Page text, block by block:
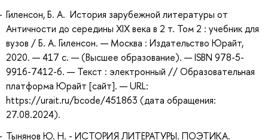
Гиленсон, Б. А. История зарубежной литературы от
Античности до середины XIX века в 2 т. Том 2 : учебник для
вузов / Б. А. Гиленсон. — Москва : Издательство Юрайт,
2020. — 417 с. — (Высшее образование). — ISBN 978-5-
9916-7412-6. — Текст : электронный // Образовательная
платформа Юрайт [сайт]. — URL:
https://urait.ru/bcode/451863 (дата обращения:
27.08.2024).
Тынянов Ю. Н. - ИСТОРИЯ ЛИТЕРАТУРЫ. ПОЭТИКА.